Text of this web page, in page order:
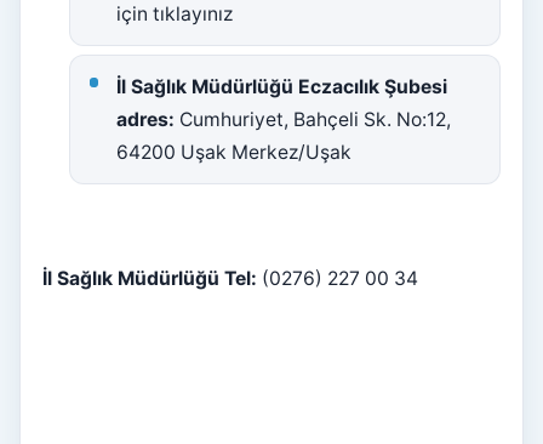
için tıklayınız
İl Sağlık Müdürlüğü Eczacılık Şubesi
adres: Cumhuriyet, Bahçeli Sk. No:12,
64200 Uşak Merkez/Uşak
İl Sağlık Müdürlüğü Tel: (0276) 227 00 34